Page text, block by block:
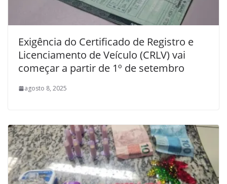
Exigência do Certificado de Registro e
Licenciamento de Veículo (CRLV) vai
começar a partir de 1º de setembro
agosto 8, 2025